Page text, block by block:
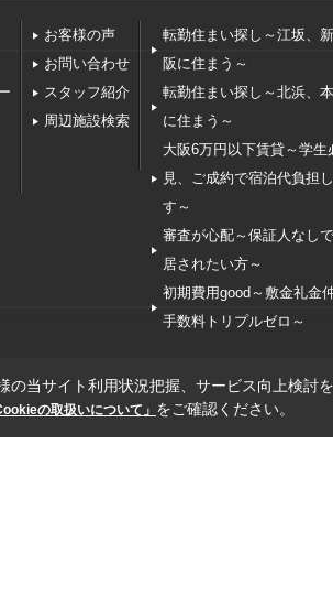
お客様の声
お問い合わせ
スタッフ紹介
周辺施設検索
転勤住まい探し～江坂、
阪に住まう～
転勤住まい探し～北浜、
に住まう～
大阪6万円以下賃貸～学生
見、ご成約で宿泊代負担
す～
審査が心配～保証人なし
居されたい方～
初期費用good～敷金礼金
手数料トリプルゼロ～
の当サイト利用状況把握、サービス向上検討
の取扱いについて」 をご確認ください。